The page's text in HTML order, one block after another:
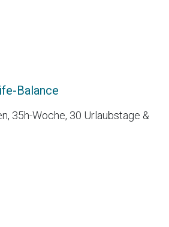
Balance
35h-Woche, 30 Urlaubstage &